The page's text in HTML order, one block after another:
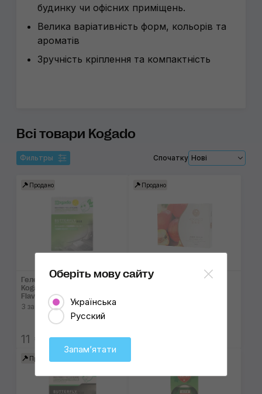
будинку чи офісних приміщень.
Велика варіативність форм, кольорів та
ароматів
Зручність кріплення та компактність
Всі товари Kogado
Фильтры Спочатку Нові
Продано
Гелевий ароматизатор
Kogado Lemon Squash
Flavoring Agent
З запахом свіжого лимона
11 ₴
Продано
Гелевий ароматизатор
Продано
Оберіть мову сайту
Українська
Русский
Запамʼятати